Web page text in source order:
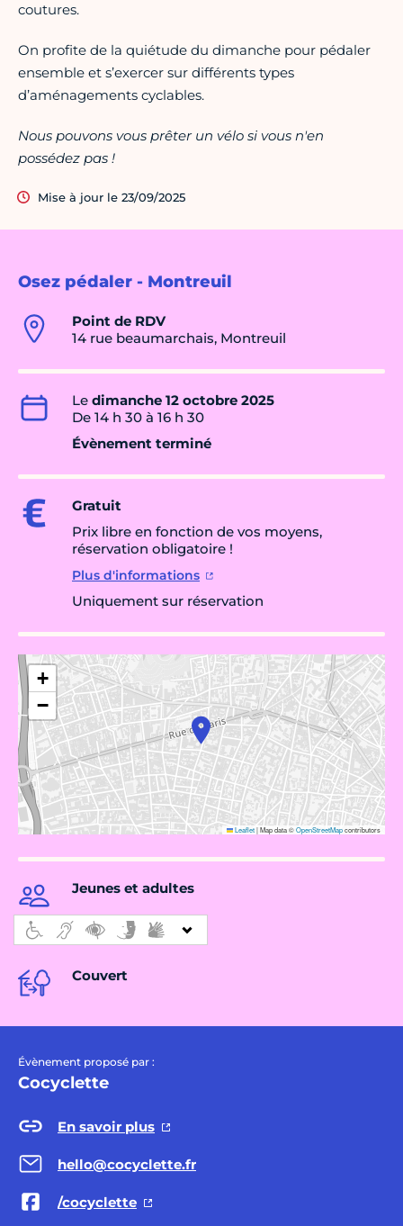
Osez pédaler - Montreuil
Point de RDV
14 rue beaumarchais, Montreuil
Le dimanche 12 octobre 2025
De 14 h 30 à 16 h 30
Évènement terminé
Gratuit
Prix libre en fonction de vos moyens,
réservation obligatoire !
Plus d'informations
Uniquement sur réservation
+
−
Leaflet|Map data ©OpenStreetMapcontributors
Jeunes et adultes
Couvert
Évènement proposé par :
Cocyclette
En savoir plus
hello@cocyclette.fr
/cocyclette
coutures.
On profite de la quiétude du dimanche pour pédaler
ensemble et s’exercer sur différents types
d’aménagements cyclables.
Nous pouvons vous prêter un vélo si vous n'en
possédez pas !
Mise à jour le 23/09/2025